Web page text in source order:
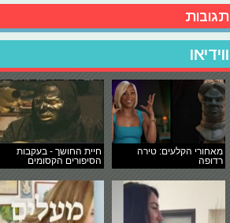
תגובות
ווידיאו
מאחורי הקלעים: טירה
רדופה
חיית החושך - בעקבות
הסיפורים הקסומים